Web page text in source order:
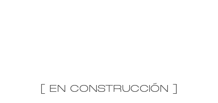
[ EN CONSTRUCCIÓN ]